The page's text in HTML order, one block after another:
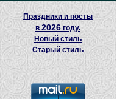
Праздники и посты
в 2026 году.
Новый стиль
Старый стиль